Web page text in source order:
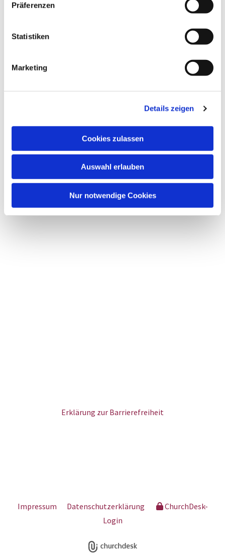
Präferenzen
Statistiken
Marketing
Details zeigen
Cookies zulassen
Auswahl erlauben
Nur notwendige Cookies
Erklärung zur Barrierefreiheit
Impressum Datenschutzerklärung
ChurchDesk-
Login